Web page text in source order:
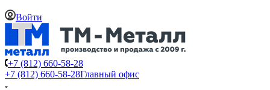
Войти
+7 (812) 660-58-28
+7 (812) 660-58-28Главный офис